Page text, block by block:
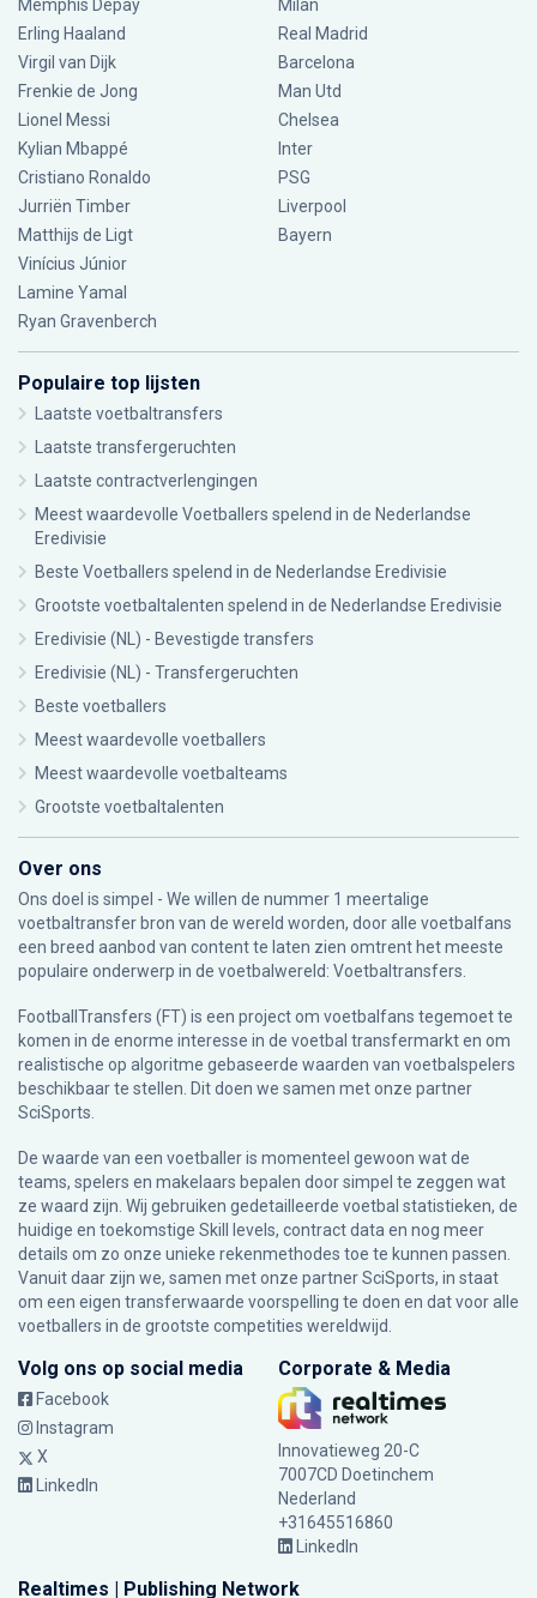
Memphis Depay
Erling Haaland
Virgil van Dijk
Frenkie de Jong
Lionel Messi
Kylian Mbappé
Cristiano Ronaldo
Jurriën Timber
Matthijs de Ligt
Vinícius Júnior
Lamine Yamal
Ryan Gravenberch
Milan
Real Madrid
Barcelona
Man Utd
Chelsea
Inter
PSG
Liverpool
Bayern
Populaire top lijsten
Laatste voetbaltransfers
Laatste transfergeruchten
Laatste contractverlengingen
Meest waardevolle Voetballers spelend in de Nederlandse
Eredivisie
Beste Voetballers spelend in de Nederlandse Eredivisie
Grootste voetbaltalenten spelend in de Nederlandse Eredivisie
Eredivisie (NL) - Bevestigde transfers
Eredivisie (NL) - Transfergeruchten
Beste voetballers
Meest waardevolle voetballers
Meest waardevolle voetbalteams
Grootste voetbaltalenten
Over ons
Ons doel is simpel - We willen de nummer 1 meertalige
voetbaltransfer bron van de wereld worden, door alle voetbalfans
een breed aanbod van content te laten zien omtrent het meeste
populaire onderwerp in de voetbalwereld: Voetbaltransfers.
FootballTransfers (FT) is een project om voetbalfans tegemoet te
komen in de enorme interesse in de voetbal transfermarkt en om
realistische op algoritme gebaseerde waarden van voetbalspelers
beschikbaar te stellen. Dit doen we samen met onze partner
SciSports
De waarde van een voetballer is momenteel gewoon wat de
teams, spelers en makelaars bepalen door simpel te zeggen wat
ze waard zijn. Wij gebruiken gedetailleerde voetbal statistieken, de
huidige en toekomstige Skill levels, contract data en nog meer
details om zo onze unieke rekenmethodes toe te kunnen passen.
Vanuit daar zijn we, samen met onze partner SciSports, in staat
om een eigen transferwaarde voorspelling te doen en dat voor alle
voetballers in de grootste competities wereldwijd.
Volg ons op social media
Facebook
Instagram
X
LinkedIn
Corporate & Media
Innovatieweg 20-C
7007CD Doetinchem
Nederland
+31645516860
LinkedIn
Realtimes | Publishing Network